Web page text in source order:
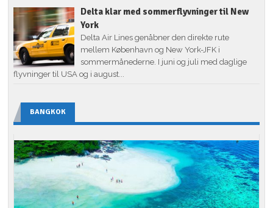
Delta klar med sommerflyvninger til New
York
Delta Air Lines genåbner den direkte rute
mellem København og New York-JFK i
sommermånederne. I juni og juli med daglige
flyvninger til USA og i august...
BANGKOK